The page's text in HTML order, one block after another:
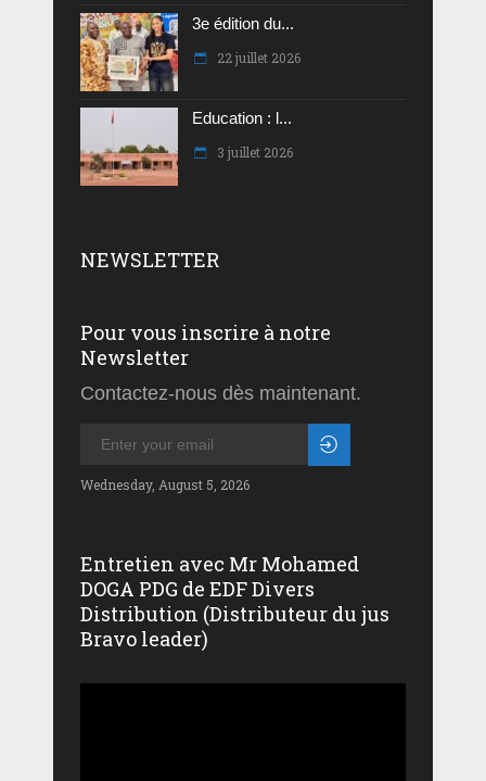
3e édition du...
22 juillet 2026
Education : l...
3 juillet 2026
NEWSLETTER
Pour vous inscrire à notre
Newsletter
Contactez-nous dès maintenant.
Wednesday, August 5, 2026
Entretien avec Mr Mohamed
DOGA PDG de EDF Divers
Distribution (Distributeur du jus
Bravo leader)